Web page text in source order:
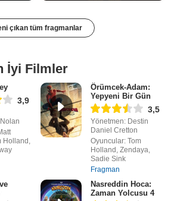
çıkan tüm fragmanlar
İyi Filmler
3,9
Holland,
Örümcek-Adam:
Yepyeni Bir Gün
3,5
Yönetmen: Destin
Daniel Cretton
Oyuncular: Tom
Holland, Zendaya,
Sadie Sink
Fragman
Nasreddin Hoca:
Zaman Yolcusu 4